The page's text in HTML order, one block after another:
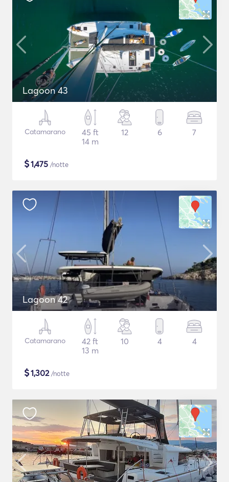
Lagoon 43
Catamarano
45 ft
14 m
12 6 7
$1,475 /notte
Lagoon 42
Catamarano
42 ft
13 m
10 4 4
$1,302/notte